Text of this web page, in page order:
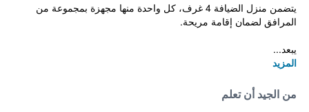
يتضمن منزل الضيافة 4 غرف، كل واحدة منها مجهزة بمجموعة من
المرافق لضمان إقامة مريحة.
يبعد...
المزيد
من الجيد أن تعلم